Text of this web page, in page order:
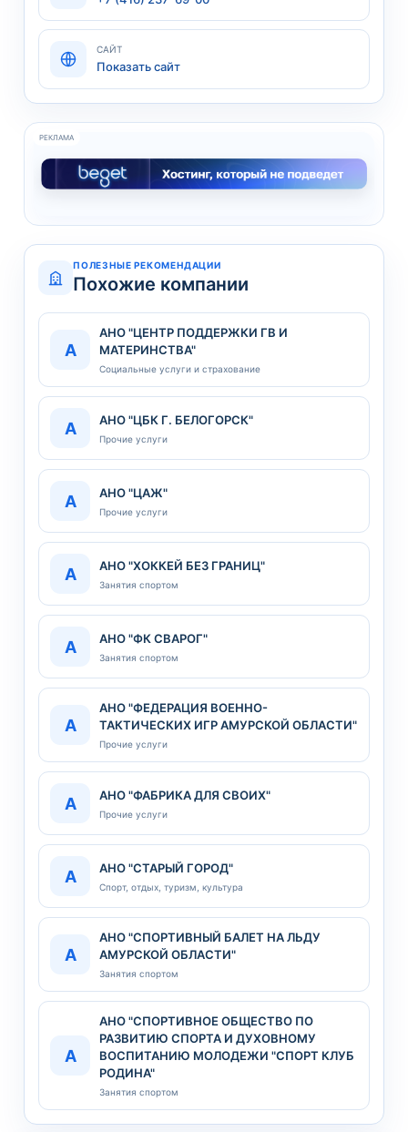
САЙТ
Показать сайт
РЕКЛАМА
ПОЛЕЗНЫЕ РЕКОМЕНДАЦИИ
Похожие компании
А
АНО "ЦЕНТР ПОДДЕРЖКИ ГВ И
МАТЕРИНСТВА"
Социальные услуги и страхование
А АНО "ЦБК Г. БЕЛОГОРСК"
Прочие услуги
А АНО "ЦАЖ"
Прочие услуги
А АНО "ХОККЕЙ БЕЗ ГРАНИЦ"
Занятия спортом
А АНО "ФК СВАРОГ"
Занятия спортом
А
АНО "ФЕДЕРАЦИЯ ВОЕННО-
ТАКТИЧЕСКИХ ИГР АМУРСКОЙ ОБЛАСТИ"
Прочие услуги
А АНО "ФАБРИКА ДЛЯ СВОИХ"
Прочие услуги
А АНО "СТАРЫЙ ГОРОД"
Спорт, отдых, туризм, культура
А
АНО "СПОРТИВНЫЙ БАЛЕТ НА ЛЬДУ
АМУРСКОЙ ОБЛАСТИ"
Занятия спортом
А
АНО "СПОРТИВНОЕ ОБЩЕСТВО ПО
РАЗВИТИЮ СПОРТА И ДУХОВНОМУ
ВОСПИТАНИЮ МОЛОДЕЖИ "СПОРТ КЛУБ
РОДИНА"
Занятия спортом